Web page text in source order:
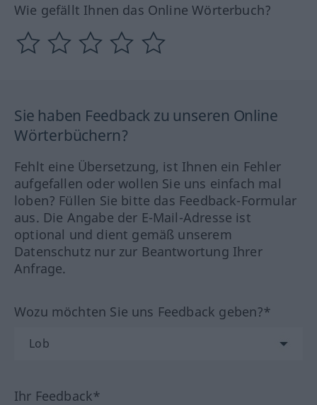
Wie gefällt Ihnen das Online Wörterbuch?
Sie haben Feedback zu unseren Online
Wörterbüchern?
Fehlt eine Übersetzung, ist Ihnen ein Fehler
aufgefallen oder wollen Sie uns einfach mal
loben? Füllen Sie bitte das Feedback-Formular
aus. Die Angabe der E-Mail-Adresse ist
optional und dient gemäß unserem
Datenschutz nur zur Beantwortung Ihrer
Anfrage.
Wozu möchten Sie uns Feedback geben?*
Ihr Feedback*